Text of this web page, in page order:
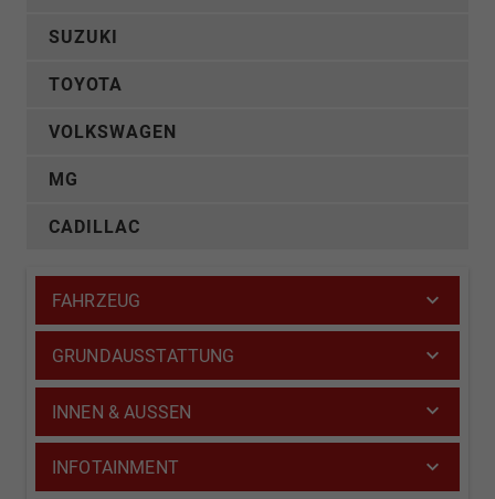
SUZUKI
TOYOTA
VOLKSWAGEN
MG
CADILLAC
FAHRZEUG
GRUNDAUSSTATTUNG
INNEN & AUSSEN
INFOTAINMENT